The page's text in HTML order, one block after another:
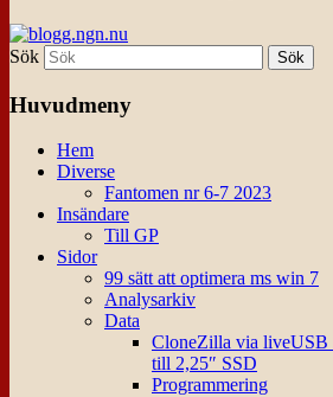
Sök
Huvudmeny
Hem
Diverse
Fantomen nr 6-7 2023
Insändare
Till GP
Sidor
99 sätt att optimera ms win 7
Analysarkiv
Data
CloneZilla via
till 2,25″ SSD
Programmering